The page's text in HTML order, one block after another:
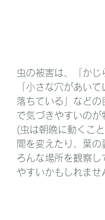
虫の被害は、「かじ
「小さな穴があい
落ちている」などの
で気づきやすいのが
(虫は朝晩に動くこ
間を変えたり、葉の
ろんな場所を観察し
やすいかもしれませ